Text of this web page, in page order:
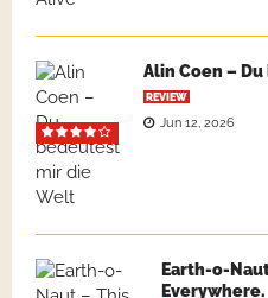
Alin Coen –
REVIEW
Jun 12, 2026
Earth-o-
Everywhere.